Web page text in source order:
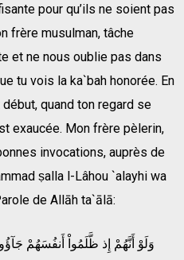
pour qu’ils ne soient pas
frère musulman, tâche
et ne nous oublie pas dans
tu vois la ka`bah honorée. En
quand ton regard se
exaucée. Mon frère pèlerin,
invocations, auprès de
ṣalla l-Lâhou `alayhi wa
de Allāh ta`ālā: